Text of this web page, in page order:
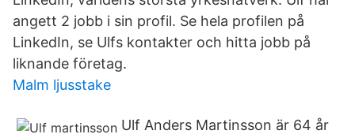
angett 2 jobb i sin profil. Se hela profilen på
LinkedIn, se Ulfs kontakter och hitta jobb på
liknande företag.
Malm ljusstake
Ulf Anders Martinsson är 64 år